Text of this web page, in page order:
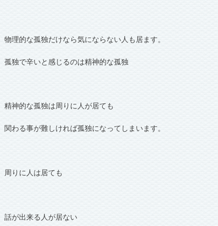
物理的な孤独だけなら気にならない人も居ます。
孤独で辛いと感じるのは精神的な孤独
精神的な孤独は周りに人が居ても
関わる事が難しければ孤独になってしまいます。
周りに人は居ても
話が出来る人が居ない